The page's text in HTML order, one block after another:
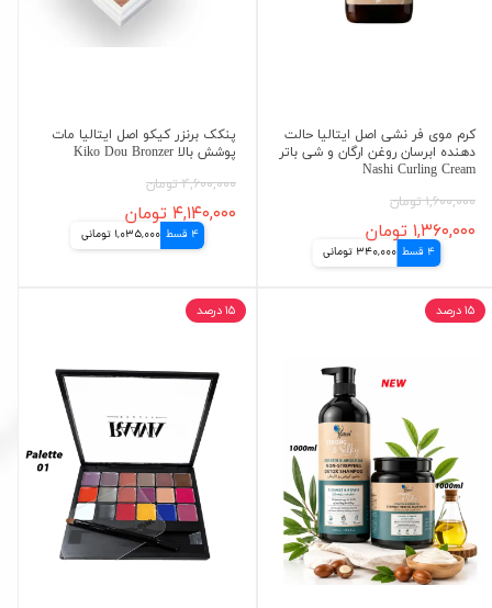
کرم موی فر نشی اصل ایتالیا حالت
دهنده ابرسان روغن ارگان و شی باتر
Nashi Curling Cream
۱,۶۰۰,۰۰۰ تومان
۱,۳۶۰,۰۰۰ تومان
4 قسط 340,000 تومانی
پنکک برنزر کیکو اصل ایتالیا مات
پوشش بالا Kiko Dou Bronzer
۴,۶۰۰,۰۰۰ تومان
۴,۱۴۰,۰۰۰ تومان
4 قسط 1,035,000 تومانی
۱۵ درصد ۱۵ درصد